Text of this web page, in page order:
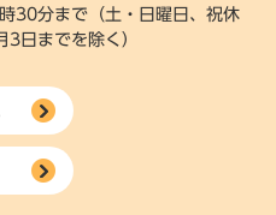
30分まで（土・日曜日、祝休
日までを除く）